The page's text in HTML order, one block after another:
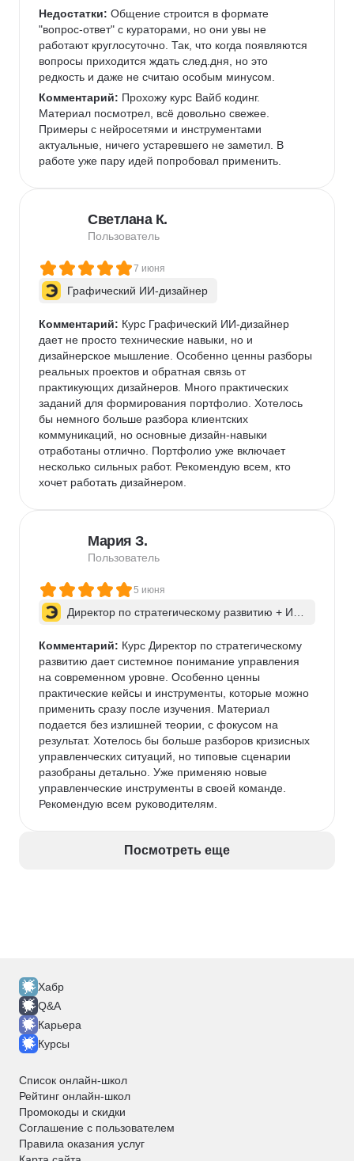
Недостатки: Общение строится в формате
"вопрос-ответ" с кураторами, но они увы не
работают круглосуточно. Так, что когда появляются
вопросы приходится ждать след.дня, но это
редкость и даже не считаю особым минусом.
Комментарий: Прохожу курс Вайб кодинг.
Материал посмотрел, всё довольно свежее.
Примеры с нейросетями и инструментами
актуальные, ничего устаревшего не заметил. В
работе уже пару идей попробовал применить.
Светлана К.
Пользователь
7 июня
Графический ИИ-дизайнер
Комментарий: Курс Графический ИИ-дизайнер
дает не просто технические навыки, но и
дизайнерское мышление. Особенно ценны разборы
реальных проектов и обратная связь от
практикующих дизайнеров. Много практических
заданий для формирования портфолио. Хотелось
бы немного больше разбора клиентских
коммуникаций, но основные дизайн-навыки
отработаны отлично. Портфолио уже включает
несколько сильных работ. Рекомендую всем, кто
хочет работать дизайнером.
Мария З.
Пользователь
5 июня
Директор по стратегическому развитию + ИИ
Комментарий: Курс Директор по стратегическому
развитию дает системное понимание управления
на современном уровне. Особенно ценны
практические кейсы и инструменты, которые можно
применить сразу после изучения. Материал
подается без излишней теории, с фокусом на
результат. Хотелось бы больше разборов кризисных
управленческих ситуаций, но типовые сценарии
разобраны детально. Уже применяю новые
управленческие инструменты в своей команде.
Рекомендую всем руководителям.
Посмотреть еще
Хабр
Q&A
Карьера
Курсы
Список онлайн-школ
Рейтинг онлайн-школ
Промокоды и скидки
Соглашение с пользователем
Правила оказания услуг